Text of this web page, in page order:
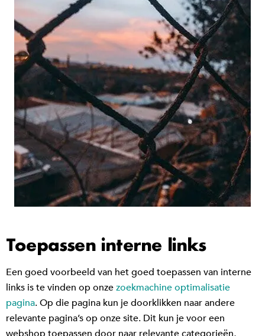
Toepassen interne links
Een goed voorbeeld van het goed toepassen van interne
links is te vinden op onzezoekmachine optimalisatie
pagina. Op die pagina kun je doorklikken naar andere
relevante pagina’s op onze site. Dit kun je voor een